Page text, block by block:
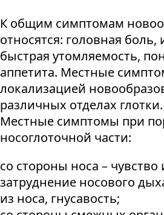
К общим симптомам
относятся: головная боль,
быстрая утомляемость,
аппетита. Местные
локализацией
различных отделах глотки.
Местные симптомы при
носоглоточной части:
со стороны носа –
затруднение носового
из носа, гнусавость;